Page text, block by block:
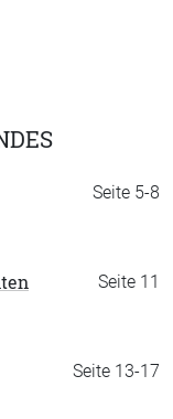
Seite 5-8
Seite 11
Seite 13-17